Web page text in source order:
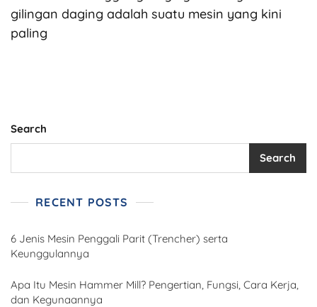
gilingan daging adalah suatu mesin yang kini
paling
Search
Search
RECENT POSTS
6 Jenis Mesin Penggali Parit (Trencher) serta
Keunggulannya
Apa Itu Mesin Hammer Mill? Pengertian, Fungsi, Cara Kerja,
dan Kegunaannya